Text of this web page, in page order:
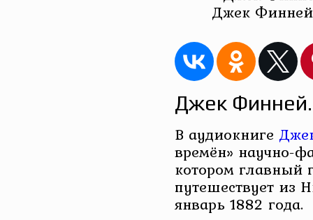
Джек
Джек
В аудиокниге
времён» научно-
котором главный
путешествует из
январь 1882 года.